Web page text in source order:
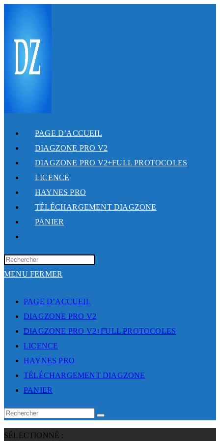
CONTENT
PAGE D’ACCUEIL
DIAGZONE PRO V2
DIAGZONE PRO V2+FULL PROTOCOLES
LICENCE
HAYNES PRO
TÉLÉCHARGEMENT DIAGZONE
PANIER
SEARCH
MENU FERMER
PAGE D’ACCUEIL
DIAGZONE PRO V2
DIAGZONE PRO V2+FULL PROTOCOLES
LICENCE
HAYNES PRO
TÉLÉCHARGEMENT DIAGZONE
PANIER
SÉLECTIONNÉ :